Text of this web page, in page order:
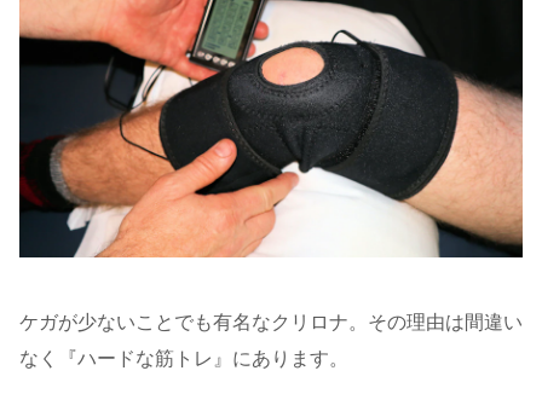
ケガが少ないことでも有名なクリロナ。その理由は間違い
なく『ハードな筋トレ』にあります。